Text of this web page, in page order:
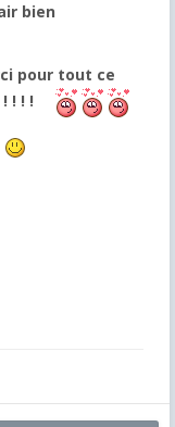
bien
pour tout ce
! ! ! !